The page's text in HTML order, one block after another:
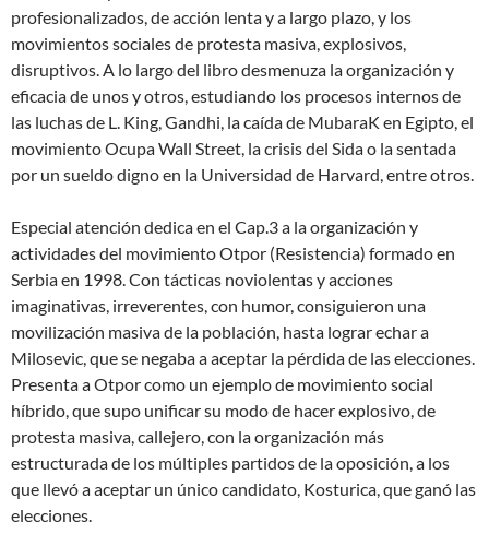
profesionalizados, de acción lenta y a largo plazo, y los
movimientos sociales de protesta masiva, explosivos,
disruptivos. A lo largo del libro desmenuza la organización y
eficacia de unos y otros, estudiando los procesos internos de
las luchas de L. King, Gandhi, la caída de MubaraK en Egipto, el
movimiento Ocupa Wall Street, la crisis del Sida o la sentada
por un sueldo digno en la Universidad de Harvard, entre otros.
Especial atención dedica en el Cap.3 a la organización y
actividades del movimiento Otpor (Resistencia) formado en
Serbia en 1998. Con tácticas noviolentas y acciones
imaginativas, irreverentes, con humor, consiguieron una
movilización masiva de la población, hasta lograr echar a
Milosevic, que se negaba a aceptar la pérdida de las elecciones.
Presenta a Otpor como un ejemplo de movimiento social
híbrido, que supo unificar su modo de hacer explosivo, de
protesta masiva, callejero, con la organización más
estructurada de los múltiples partidos de la oposición, a los
que llevó a aceptar un único candidato, Kosturica, que ganó las
elecciones.